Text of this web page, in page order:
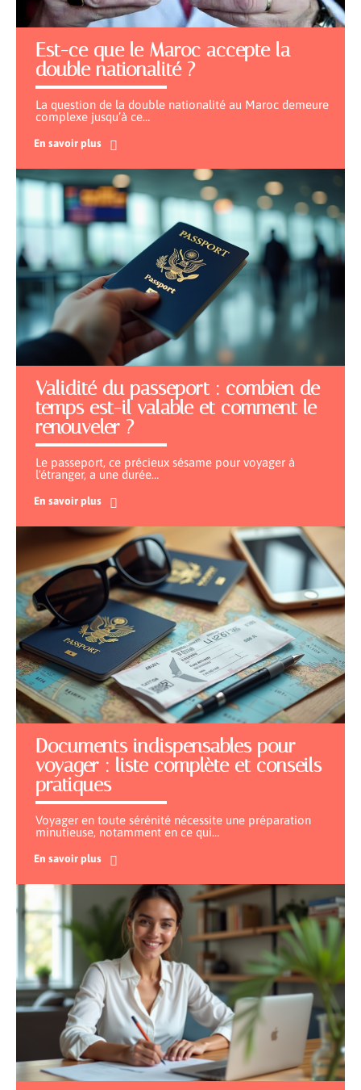
Est-ce que le Maroc accepte la
double nationalité ?
La question de la double nationalité au Maroc demeure
complexe jusqu’à ce…
En savoir plus
Validité du passeport : combien de
temps est-il valable et comment le
renouveler ?
Le passeport, ce précieux sésame pour voyager à
l'étranger, a une durée…
En savoir plus
Documents indispensables pour
voyager : liste complète et conseils
pratiques
Voyager en toute sérénité nécessite une préparation
minutieuse, notamment en ce qui…
En savoir plus